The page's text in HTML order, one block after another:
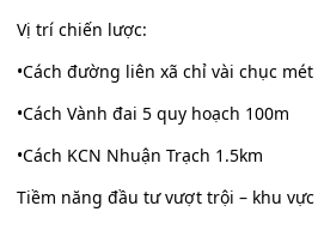
Vị trí chiến lược:
•Cách đường liên xã chỉ vài chục mét
•Cách Vành đai 5 quy hoạch 100m
•Cách KCN Nhuận Trạch 1.5km
Tiềm năng đầu tư vượt trội – khu